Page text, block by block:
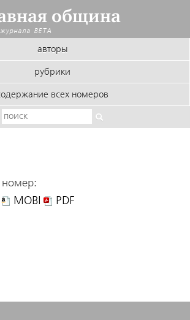
община
BETA
авторы
рубрики
всех номеров
номер:
MOBI PDF